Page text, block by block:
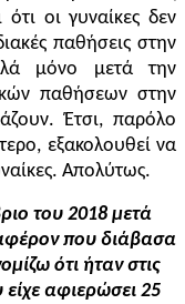
οι γυναίκες δεν
παθήσεις στην
μόνο μετά την
παθήσεων στην
Έτσι, παρόλο
εξακολουθεί να
Απολύτως.
του 2018 μετά
που διάβασα
ότι ήταν στις
είχε αφιερώσει 25